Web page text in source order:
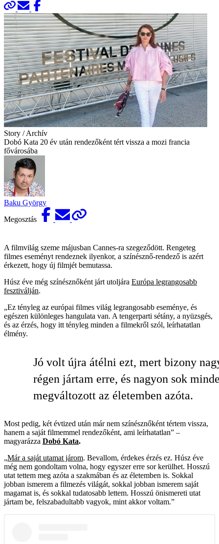
Story / Archív
Dobó Kata 20 év után rendezőként tért vissza a mozi francia
fővárosába
Baku György
Megosztás
A filmvilág szeme májusban Cannes-ra szegeződött. Rengeteg
filmes eseményt rendeznek ilyenkor, a színésznő-rendező is azért
érkezett, hogy új filmjét bemutassa.
Húsz éve még színésznőként járt utoljára Európa legrangosabb
fesztiválján.
„Ez tényleg az európai filmes világ legrangosabb eseménye, és
egészen különleges hangulata van. A tengerparti sétány, a nyüzsgés,
és az érzés, hogy itt tényleg minden a filmekről szól, leírhatatlan
élmény.
Jó volt újra átélni ezt, mert bizony
régen jártam erre, és nagyon sok
megváltozott az életemben azóta.
Most pedig, két évtized után már nem színésznőként tértem vissza,
hanem a saját filmemmel rendezőként, ami leírhatatlan” –
magyarázza Dobó Kata.
„Már a saját utamat járom. Bevallom, érdekes érzés ez. Húsz éve
még nem gondoltam volna, hogy egyszer erre sor kerülhet. Hosszú
utat tettem meg azóta a szakmában és az életemben is. Sokkal
jobban ismerem a filmezés világát, sokkal jobban ismerem saját
magamat is, és sokkal tudatosabb lettem. Hosszú önismereti utat
jártam be, felszabadultabb vagyok, mint akkor voltam.”